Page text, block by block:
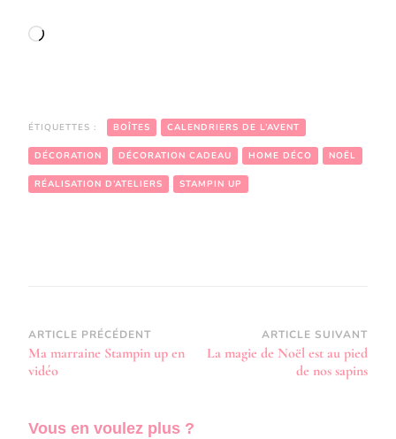
Chargement…
ÉTIQUETTES : BOÎTES CALENDRIERS DE L’AVENT
DÉCORATION DÉCORATION CADEAU HOME DÉCO NOËL
RÉALISATION D’ATELIERS STAMPIN UP
Navigation
d’article
ARTICLE PRÉCÉDENT
Ma marraine Stampin up en
vidéo
ARTICLE SUIVANT
La magie de Noël est au pied
de nos sapins
Vous en voulez plus ?